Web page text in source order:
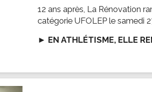
12 ans après, La Rénovation
catégorie UFOLEP le samedi
► EN ATHLÉTISME, ELLE